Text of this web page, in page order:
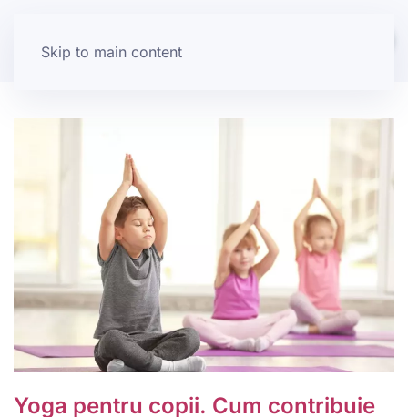
Skip to main content
Yoga pentru copii. Cum contribuie